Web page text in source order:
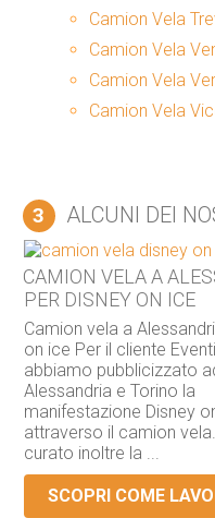
Camion Vela
Camion Vela
Camion Vela
Camion Vela
3 ALCUNI DEI
CAMION VELA A
PER DISNEY ON ICE
Camion vela a
on ice Per il cliente
abbiamo pubblicizzato
Alessandria e Torino la
manifestazione Disney
attraverso il camion
curato inoltre la ...
SCOPRI COME